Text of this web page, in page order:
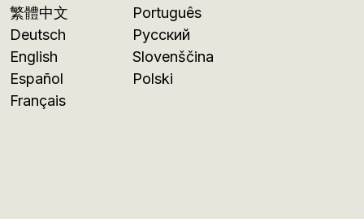
繁體中文
Deutsch
English
Español
Français
Português
Русский
Slovenščina
Polski